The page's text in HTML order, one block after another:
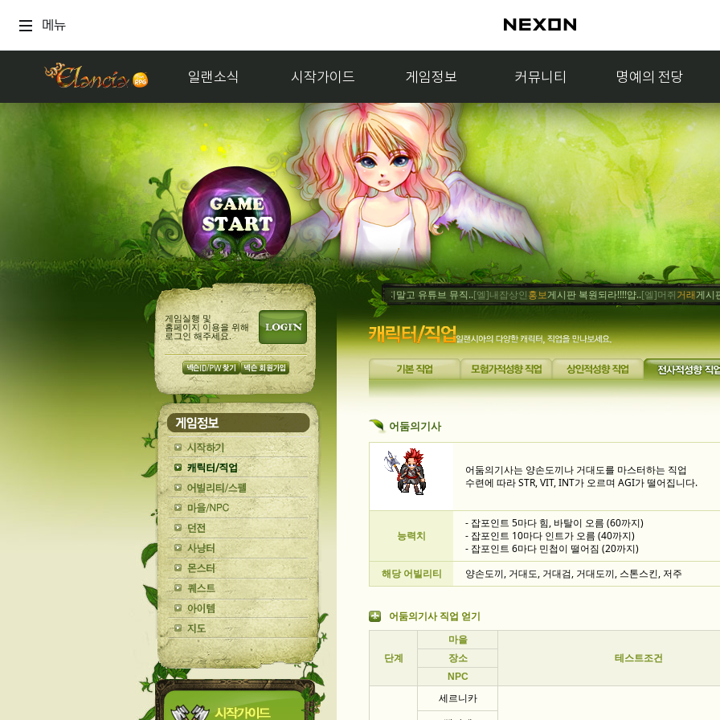
메뉴
일랜소식 시작가이드 게임정보 커뮤니티 명예의 전당
게임실행 및
홈페이지 이용을 위해
로그인 해주세요.
거래 멜론듣지말고 유튜브 뮤직..[엘]내잡상인홍보게시판 복원되라!!!!얍..[엘]머쥐거래게시판 복원
어둠의기사
어둠의기사는 양손도끼나 거대도를 마스터하는 직업
수련에 따라 STR, VIT, INT가 오르며 AGI가 떨어집니다.
능력치
- 잡포인트 5마다 힘, 바탈이 오름 (60까지)
- 잡포인트 10마다 인트가 오름 (40까지)
- 잡포인트 6마다 민첩이 떨어짐 (20까지)
해당 어빌리티
양손도끼, 거대도, 거대검, 거대도끼, 스톤스킨, 저주
어둠의기사 직업 얻기
단계
마을
테스트조건
장소
NPC
세르니카